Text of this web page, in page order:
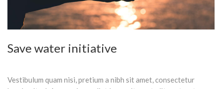
Save water initiative
Vestibulum quam nisi, pretium a nibh sit amet, consectetur